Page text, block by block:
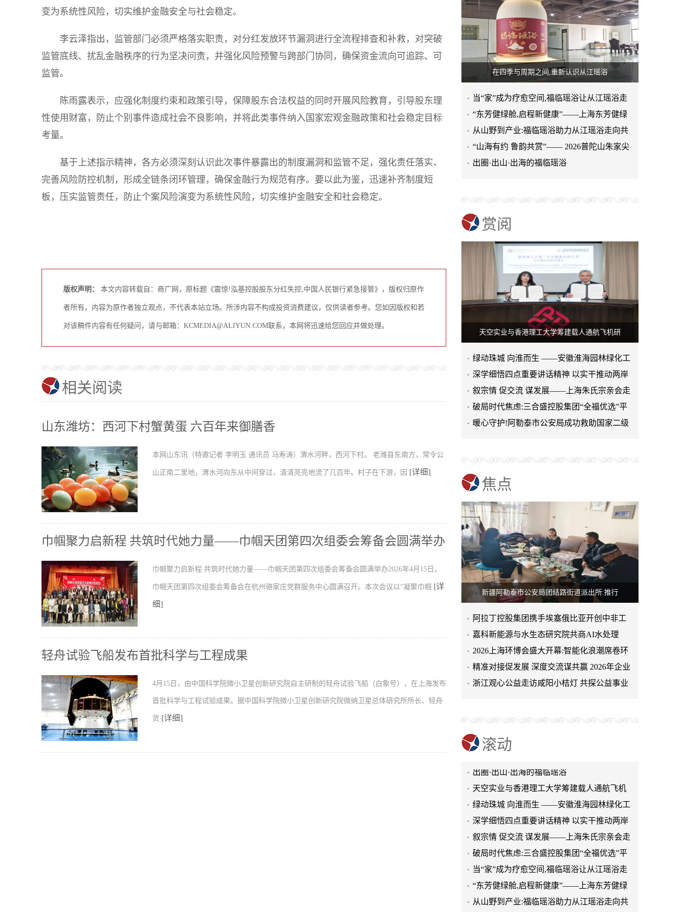
变为系统性风险，切实维护金融安全与社会稳定。
李云泽指出，监管部门必须严格落实职责，对分红发放环节漏洞进行全流程排查和补救，对突破
监管底线、扰乱金融秩序的行为坚决问责，并强化风险预警与跨部门协同，确保资金流向可追踪、可
监管。
陈雨露表示，应强化制度约束和政策引导，保障股东合法权益的同时开展风险教育，引导股东理
性使用财富，防止个别事件造成社会不良影响，并将此类事件纳入国家宏观金融政策和社会稳定目标
考量。
基于上述指示精神，各方必须深刻认识此次事件暴露出的制度漏洞和监管不足，强化责任落实、
完善风险防控机制，形成全链条闭环管理，确保金融行为规范有序。要以此为鉴，迅速补齐制度短
板，压实监管责任，防止个案风险演变为系统性风险，切实维护金融安全和社会稳定。
版权声明： 本文内容转载自：商广网，原标题《震惊!泓基控股股东分红失控,中国人民银行紧急接管》，版权归原作
者所有，内容为原作者独立观点，不代表本站立场。所涉内容不构成投资消费建议，仅供读者参考。您如因版权和若
对该稿件内容有任何疑问，请与邮箱：KCMEDIA@ALIYUN.COM联系，本网将迅速给您回应并做处理。
相关阅读
山东潍坊：西河下村蟹黄蛋 六百年来御膳香
本网山东讯（特邀记者 李明玉 通讯员 马寿涛）渭水河畔，西河下村。 老潍县东南方，常令公
山正南二里地，渭水河向东从中间穿过，清清亮亮地流了几百年。村子在下游，因 [详细]
巾帼聚力启新程 共筑时代她力量——巾帼天团第四次组委会筹备会圆满举办
巾帼聚力启新程 共筑时代她力量——巾帼天团第四次组委会筹备会圆满举办2026年4月15日，
巾帼天团第四次组委会筹备会在杭州骆家庄党群服务中心圆满召开。本次会议以“凝聚巾帼 [详
细]
轻舟试验飞船发布首批科学与工程成果
4月15日，由中国科学院微小卫星创新研究院自主研制的轻舟试验飞船（白象号），在上海发布
首批科学与工程试验成果。据中国科学院微小卫星创新研究院微纳卫星总体研究所所长、轻舟
货 [详细]
在四季与周期之间,重新认识从江瑶浴
当“家”成为疗愈空间,福临瑶浴让从江瑶浴走
进日常生活
“东芳健绿舱,启程新健康”——上海东芳健绿
AI智能养身舱品牌发
从山野到产业:福临瑶浴助力从江瑶浴走向共
赢之路
“山海有约 鲁韵共赏”—— 2026普陀山朱家尖
文旅推介会亮相泉城
出圈·出山·出海的福临瑶浴
赏阅
天空实业与香港理工大学筹建载人通航飞机研
绿动珠城 向淮而生 ——安徽淮海园林绿化工
程有限公司发展纪实
深学细悟四点重要讲话精神 以实干推动两岸
融合发展
叙宗情 促交流 谋发展——上海朱氏宗亲会走
进上海晨烨家具有限公
破局时代焦虑:三合盛控股集团“全福优选”平
台正式启航
暖心守护!阿勒泰市公安局成功救助国家二级
焦点
新疆阿勒泰市公安局团结路街道派出所:推行
阿拉丁控股集团携手埃塞俄比亚开创中非工
业农业合作新篇章
嘉科新能源与水生态研究院共商AI水处理
2026上海环博会盛大开幕:智能化浪潮席卷环
保产业
精准对接促发展 深度交流谋共赢 2026年企业
投融资交流活动第二
浙江观心公益走访咸阳小桔灯 共探公益事业
滚动
进日常生活
“东芳健绿舱,启程新健康”——上海东芳健绿
AI智能养身舱品牌发布会圆满成功
从山野到产业:福临瑶浴助力从江瑶浴走向共
赢之路
“山海有约 鲁韵共赏”—— 2026普陀山朱家尖
天空实业与香港理工大学筹建载人通航飞机
研究院
绿动珠城 向淮而生 ——安徽淮海园林绿化工
程有限公司发展纪实
深学细悟四点重要讲话精神 以实干推动两岸
融合发展
叙宗情 促交流 谋发展——上海朱氏宗亲会走
进上海晨烨家具有限公司
破局时代焦虑:三合盛控股集团“全福优选”平
台正式启航
当“家”成为疗愈空间,福临瑶浴让从江瑶浴走
进日常生活
“东芳健绿舱,启程新健康”——上海东芳健绿
AI智能养身舱品牌发布会圆满成功
从山野到产业:福临瑶浴助力从江瑶浴走向共